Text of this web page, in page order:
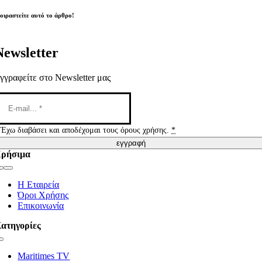
αυτό το άρθρο!
στο Newsletter μας
Έχω διαβάσει και αποδέχομαι τους όρους χρήσης.*
εγγραφή
Η Εταιρεία
Όροι Χρήσης
Επικοινωνία
Maritimes TV